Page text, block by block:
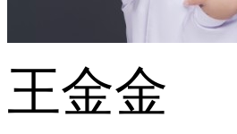
王金金